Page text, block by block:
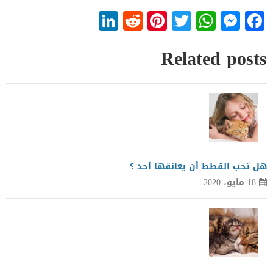
Facebook
Messenger
WhatsApp
Twitter
Pinterest
Reddit
Related posts
هل تحب القطط أن يعانقها أحد ؟
18 مايو، 2020